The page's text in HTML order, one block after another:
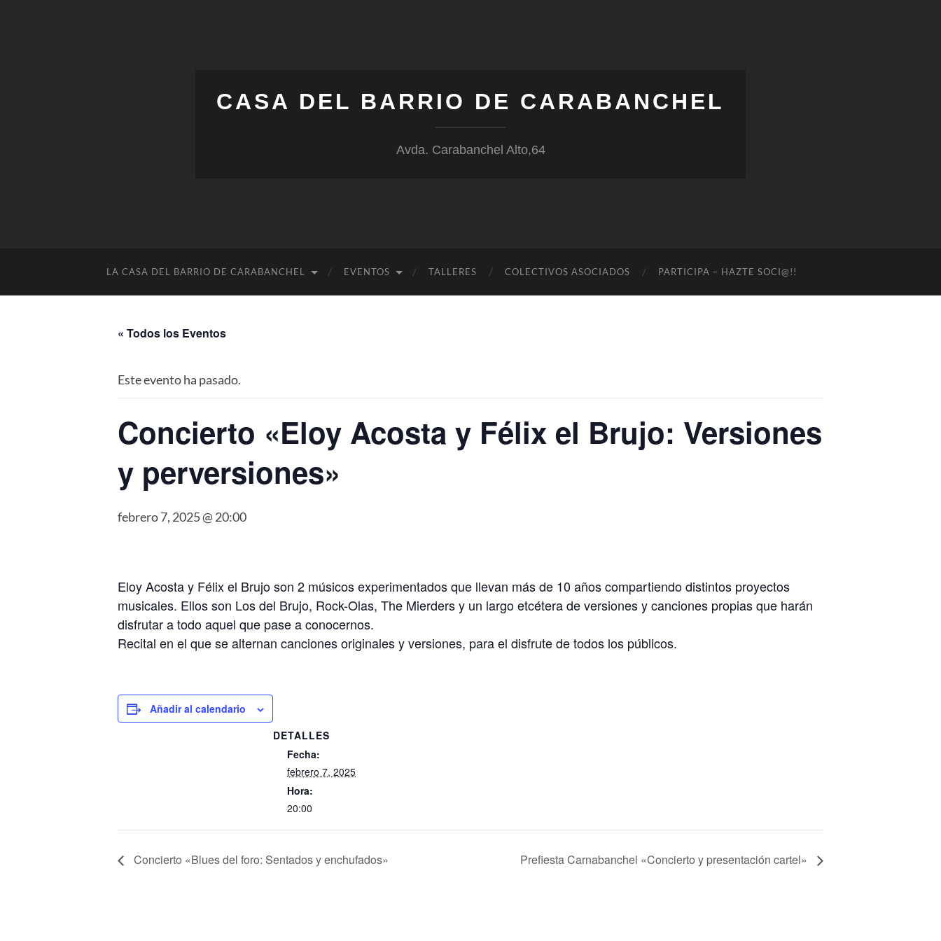
CASA DEL BARRIO DE CARABANCHEL
Avda. Carabanchel Alto,64
LA CASA DEL BARRIO DE CARABANCHEL EVENTOS TALLERES COLECTIVOS ASOCIADOS PARTICIPA – HAZTE SOCI@!!
« Todos los Eventos
Este evento ha pasado.
Concierto «Eloy Acosta y Félix el Brujo: Versiones
y perversiones»
febrero 7, 2025 @ 20:00
Eloy Acosta y Félix el Brujo son 2 músicos experimentados que llevan más de 10 años compartiendo distintos proyectos
musicales. Ellos son Los del Brujo, Rock-Olas, The Mierders y un largo etcétera de versiones y canciones propias que harán
disfrutar a todo aquel que pase a conocernos.
Recital en el que se alternan canciones originales y versiones, para el disfrute de todos los públicos.
Añadir al calendario
DETALLES
Fecha:
febrero 7, 2025
Hora:
20:00
Concierto «Blues del foro: Sentados y enchufados» Prefiesta Carnabanchel «Concierto y presentación cartel»